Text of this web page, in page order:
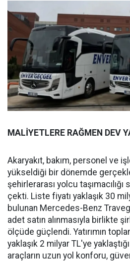
MALİYETLERE RAĞMEN DEV
Akaryakıt, bakım, personel ve
yükseldiği bir dönemde
şehirlerarası yolcu
çekti. Liste fiyatı yaklaşık 30
bulunan Mercedes-Benz
adet satın alınmasıyla birlikte
ölçüde güçlendi. Yatırımın
yaklaşık 2 milyar TL'ye
araçların uzun yol konforu,